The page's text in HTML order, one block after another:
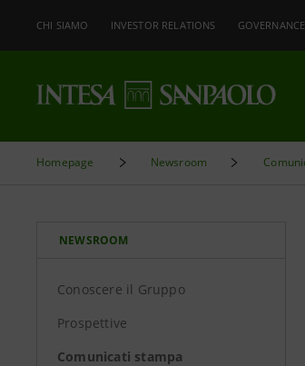
CHI SIAMO INVESTOR RELATIONS GOVERNANCE
Homepage Newsroom
NEWSROOM
Conoscere il Gruppo
Prospettive
Comunicati stampa